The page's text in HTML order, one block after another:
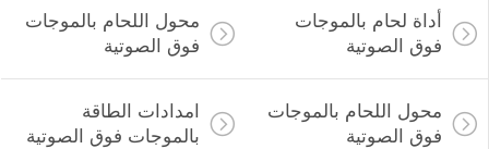
أداة لحام بالموجات
فوق الصوتية
محول اللحام بالموجات
فوق الصوتية
محول اللحام بالموجات
فوق الصوتية
امدادات الطاقة
بالموجات فوق الصوتية